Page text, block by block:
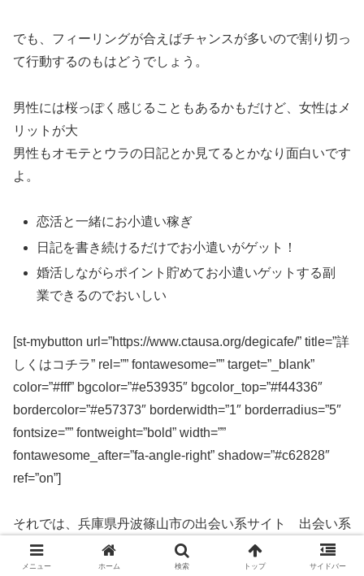
でも、フィーリングが合えばチャンスが多いので割り切っ
て行動するのもはどうでしょう。
男性には桜っぽく感じることもあるかもだけど、女性はメ
リットが大
男性もオモテとウラの日記とか見てるとかなり面白いです
よ。
恋活と一緒にお小遣い稼ぎ
日記を書き続けるだけでお小遣いがゲット！
婚活しながらポイント貯めてお小遣いゲットする副
業できるのでおいしい
[st-mybutton url=”https://www.ctausa.org/degicafe/” title=”詳
しくはコチラ” rel=”” fontawesome=”” target=”_blank”
color=”#fff” bgcolor=”#e53935″ bgcolor_top=”#f44336″
bordercolor=”#e57373″ borderwidth=”1″ borderradius=”5″
fontsize=”” fontweight=”bold” width=””
fontawesome_after=”fa-angle-right” shadow=”#c62828″
ref=”on”]
それでは、兵庫県丹波篠山市の出会い系サイト 出会い系
アプリを実際に使ってみた感想などを解説します。
メニュー ホーム 検索 トップ サイドバー